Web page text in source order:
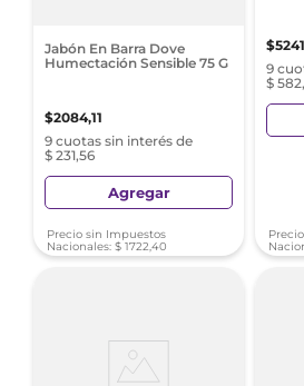
Jabón En Barra Dove
Humectación Sensible 75 G
$2084,11
9 cuotas sin interés de
$ 231,56
Agregar
Precio sin Impuestos
Nacionales: $ 1722,40
$5241
9
$